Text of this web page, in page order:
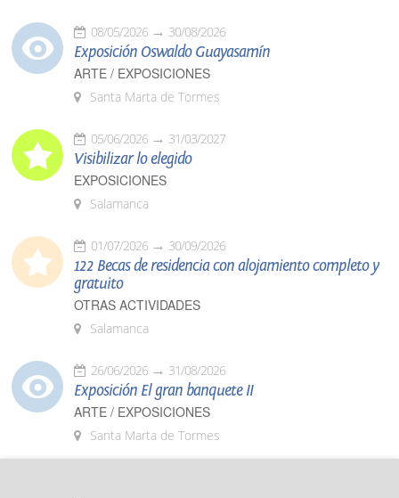
08/05/2026 30/08/2026
Exposición Oswaldo Guayasamín
ARTE / EXPOSICIONES
Santa Marta de Tormes
05/06/2026 31/03/2027
Visibilizar lo elegido
EXPOSICIONES
Salamanca
01/07/2026 30/09/2026
122 Becas de residencia con alojamiento completo y
gratuito
OTRAS ACTIVIDADES
Salamanca
26/06/2026 31/08/2026
Exposición El gran banquete II
ARTE / EXPOSICIONES
Santa Marta de Tormes